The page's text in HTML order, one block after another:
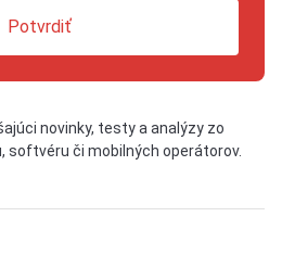
Potvrdiť
novinky, testy a analýzy zo
softvéru či mobilných operátorov.